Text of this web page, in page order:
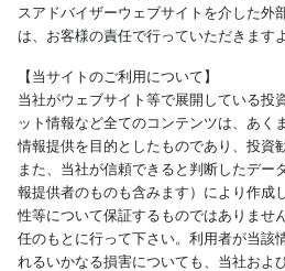
スアドバイザーウェブサイトを介した外
は、お客様の責任で行っていただきます
【当サイトのご利用について】
当社がウェブサイト等で展開している投
ット情報など全てのコンテンツは、あく
情報提供を目的としたものであり、投資
また、当社が信頼できると判断したデー
報提供者のものも含みます）により作成
性等について保証するものではありませ
任のもとに行って下さい。利用者が当該
れるいかなる損害についても、当社およ